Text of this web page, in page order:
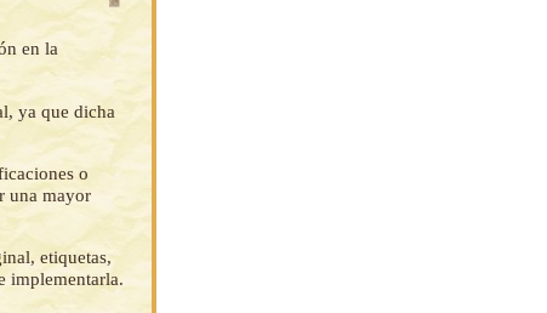
en la
ya que dicha
o
una mayor
etiquetas,
implementarla.